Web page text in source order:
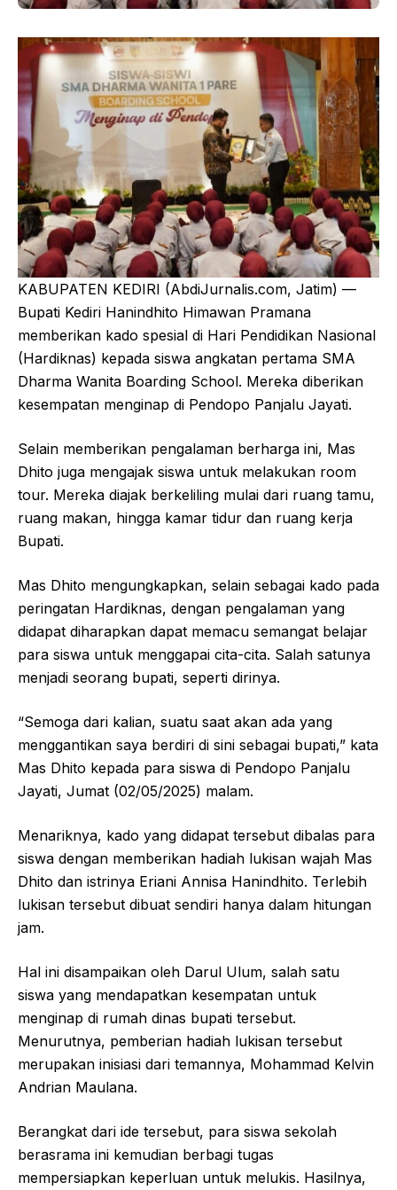
KABUPATEN KEDIRI (AbdiJurnalis.com, Jatim) —
Bupati Kediri Hanindhito Himawan Pramana
memberikan kado spesial di Hari Pendidikan Nasional
(Hardiknas) kepada siswa angkatan pertama SMA
Dharma Wanita Boarding School. Mereka diberikan
kesempatan menginap di Pendopo Panjalu Jayati.
Selain memberikan pengalaman berharga ini, Mas
Dhito juga mengajak siswa untuk melakukan room
tour. Mereka diajak berkeliling mulai dari ruang tamu,
ruang makan, hingga kamar tidur dan ruang kerja
Bupati.
Mas Dhito mengungkapkan, selain sebagai kado pada
peringatan Hardiknas, dengan pengalaman yang
didapat diharapkan dapat memacu semangat belajar
para siswa untuk menggapai cita-cita. Salah satunya
menjadi seorang bupati, seperti dirinya.
“Semoga dari kalian, suatu saat akan ada yang
menggantikan saya berdiri di sini sebagai bupati,” kata
Mas Dhito kepada para siswa di Pendopo Panjalu
Jayati, Jumat (02/05/2025) malam.
Menariknya, kado yang didapat tersebut dibalas para
siswa dengan memberikan hadiah lukisan wajah Mas
Dhito dan istrinya Eriani Annisa Hanindhito. Terlebih
lukisan tersebut dibuat sendiri hanya dalam hitungan
jam.
Hal ini disampaikan oleh Darul Ulum, salah satu
siswa yang mendapatkan kesempatan untuk
menginap di rumah dinas bupati tersebut.
Menurutnya, pemberian hadiah lukisan tersebut
merupakan inisiasi dari temannya, Mohammad Kelvin
Andrian Maulana.
Berangkat dari ide tersebut, para siswa sekolah
berasrama ini kemudian berbagi tugas
mempersiapkan keperluan untuk melukis. Hasilnya,